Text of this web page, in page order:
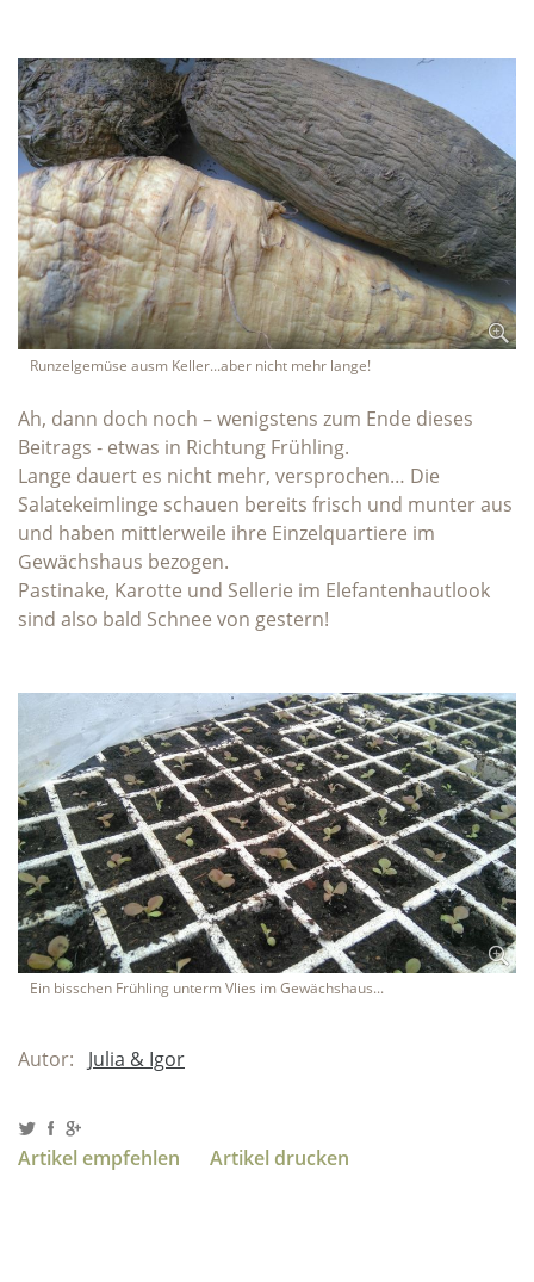
Runzelgemüse ausm Keller...aber nicht mehr lange!
Ah, dann doch noch – wenigstens zum Ende dieses
Beitrags - etwas in Richtung Frühling.
Lange dauert es nicht mehr, versprochen… Die
Salatekeimlinge schauen bereits frisch und munter aus
und haben mittlerweile ihre Einzelquartiere im
Gewächshaus bezogen.
Pastinake, Karotte und Sellerie im Elefantenhautlook
sind also bald Schnee von gestern!
Ein bisschen Frühling unterm Vlies im Gewächshaus...
Autor: Julia & Igor
Artikel empfehlen Artikel drucken